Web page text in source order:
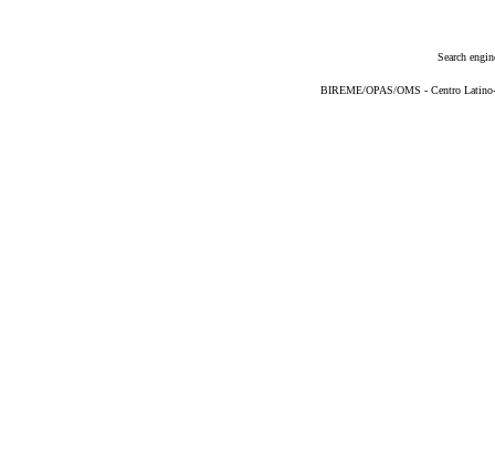
Search
BIREME/OPAS/OMS - Centro Latino-